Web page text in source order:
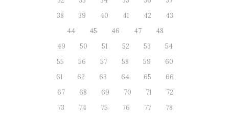
38
39 40 41 42
43
44
45 46 47
48
49
50 51 52 53
54
55
56 57 58 59
60
61
62 63 64 65
66
67
68 69 70 71
72
73
74 75 76 77
78